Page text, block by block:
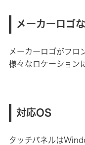
メーカーロゴ
メーカーロゴがフロ
様々なロケーション
対応OS
タッチパネルは